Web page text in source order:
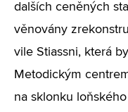
dalších ceněných
věnovány
vile Stiassni, která
Metodickým
na sklonku